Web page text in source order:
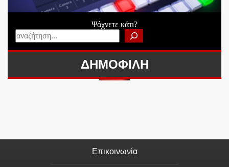
Ψάχνετε κάτι?
ΔΗΜΟΦΙΛΗ
Επικοινωνία